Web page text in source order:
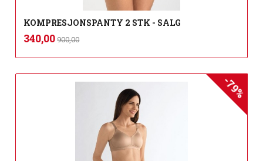
KOMPRESJONSPANTY 2 STK - SALG
Tilbud
340,00 900,00mva.
-79%